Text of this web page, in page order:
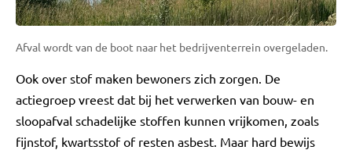
Afval wordt van de boot naar het bedrijventerrein overgeladen.
Ook over stof maken bewoners zich zorgen. De
actiegroep vreest dat bij het verwerken van bouw- en
sloopafval schadelijke stoffen kunnen vrijkomen, zoals
fijnstof, kwartsstof of resten asbest. Maar hard bewijs